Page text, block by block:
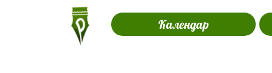
Календар